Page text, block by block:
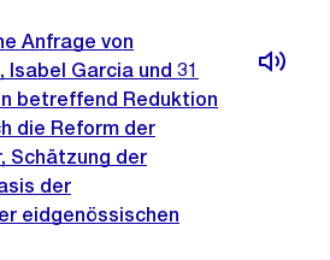
Anfrage von
Isabel Garcia und 31
betreffend Reduktion
die Reform der
Schätzung der
der
eidgenössischen